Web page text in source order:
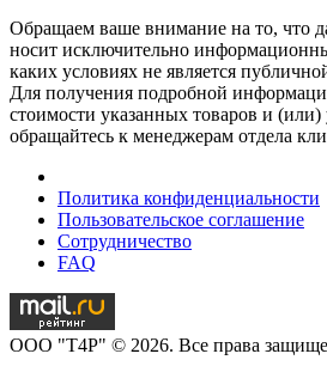
Обращаем ваше внимание на то, что
носит исключительно
каких условиях не является
Для получения подробной
стоимости указанных товаров и (или)
обращайтесь к менеджерам отдела
Политика конфиденциальности
Пользовательское соглашение
Сотрудничество
FAQ
OOO "T4P" © 2026. Все права